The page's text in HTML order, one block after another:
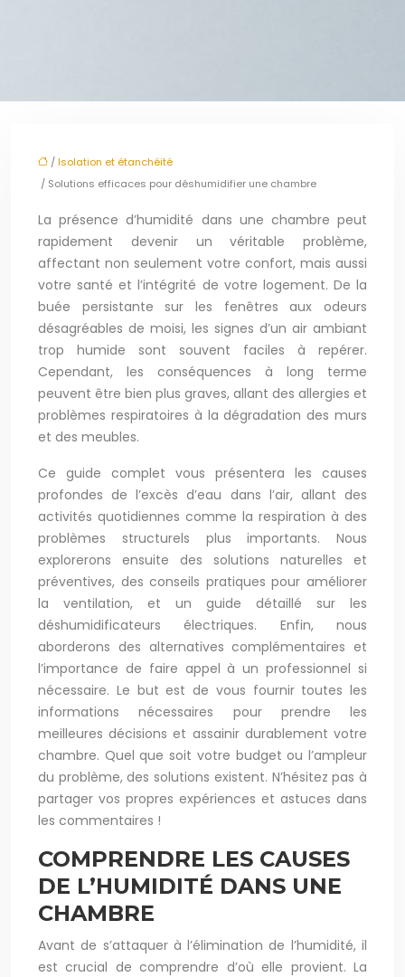
/Isolation et étanchéité
/ Solutions efficaces pour déshumidifier une chambre
La présence d’humidité dans une chambre peut
rapidement devenir un véritable problème,
affectant non seulement votre confort, mais aussi
votre santé et l’intégrité de votre logement. De la
buée persistante sur les fenêtres aux odeurs
désagréables de moisi, les signes d’un air ambiant
trop humide sont souvent faciles à repérer.
Cependant, les conséquences à long terme
peuvent être bien plus graves, allant des allergies et
problèmes respiratoires à la dégradation des murs
et des meubles.
Ce guide complet vous présentera les causes
profondes de l’excès d’eau dans l’air, allant des
activités quotidiennes comme la respiration à des
problèmes structurels plus importants. Nous
explorerons ensuite des solutions naturelles et
préventives, des conseils pratiques pour améliorer
la ventilation, et un guide détaillé sur les
déshumidificateurs électriques. Enfin, nous
aborderons des alternatives complémentaires et
l’importance de faire appel à un professionnel si
nécessaire. Le but est de vous fournir toutes les
informations nécessaires pour prendre les
meilleures décisions et assainir durablement votre
chambre. Quel que soit votre budget ou l’ampleur
du problème, des solutions existent. N’hésitez pas à
partager vos propres expériences et astuces dans
les commentaires !
COMPRENDRE LES CAUSES
DE L’HUMIDITÉ DANS UNE
CHAMBRE
Avant de s’attaquer à l’élimination de l’humidité, il
est crucial de comprendre d’où elle provient. La